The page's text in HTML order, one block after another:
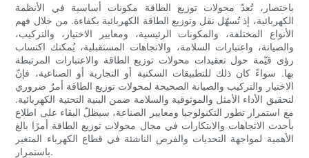
باختصار، تُعدّ محولات توزيع الطاقة مكونات أساسية في الأنظمة
الكهربائية، إذ تُسهّل نقل وتوزيع الطاقة الكهربائية بكفاءة. من خلال فهم
الأنواع المختلفة، والمكونات الرئيسية، ومعايير الاختيار، والتركيب،
والصيانة، واعتبارات السلامة، والاتجاهات المستقبلية، يُمكنك اكتساب
رؤى قيّمة حول تعقيدات محولات توزيع الطاقة والاعتبارات المرتبطة
بها. سواءً كان ذلك للتطبيقات السكنية أو التجارية أو الصناعية، فإنّ
الاختيار والتركيب والصيانة الصحيحة لمحولات توزيع الطاقة أمرٌ ضروري
لتحقيق الأداء الأمثل والموثوقية والسلامة ضمن البنية التحتية الكهربائية.
مع استمرار تطور التكنولوجيا ومعايير الصناعة، سيظلّ البقاء على اطلاع
بأحدث الاتجاهات والابتكارات في مجال محولات توزيع الطاقة أمرًا بالغ
الأهمية لمواجهة التحديات والفرص الناشئة في قطاع الكهرباء المتغير
باستمرار.